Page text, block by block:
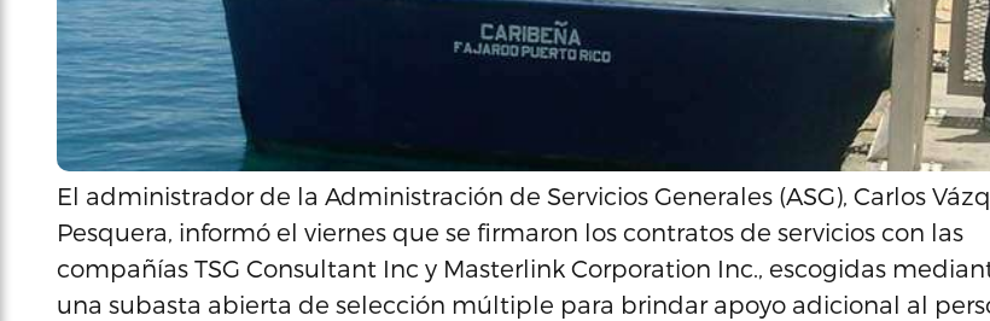
El administrador de la Administración de Servicios Generales (ASG), Carlos
Pesquera, informó el viernes que se firmaron los contratos de servicios con las
compañías TSG Consultant Inc y Masterlink Corporation Inc., escogidas
una subasta abierta de selección múltiple para brindar apoyo adicional al